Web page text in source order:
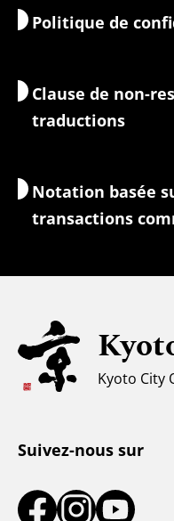
Matin et soir
Hébergement
Cartes et outils
Guides-interprètes
Accès Wi-Fi
Informations de
Tourisme universel
Climat et vêtements
Centre
Politique de
Clause de non-
traductions
Notation basée
transactions
Kyoto City
Suivez-nous sur